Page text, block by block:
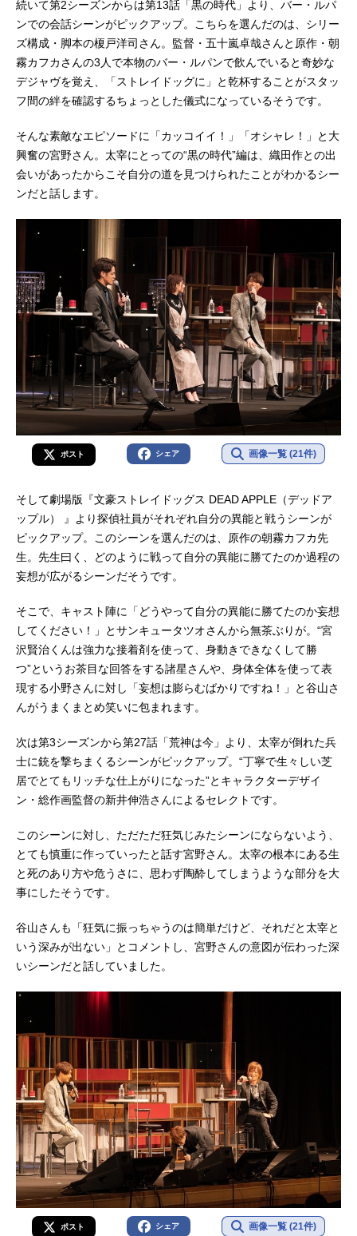
続いて第2シーズンからは第13話「黒の時代」より、バー・ルパ
ンでの会話シーンがピックアップ。こちらを選んだのは、シリー
ズ構成・脚本の榎戸洋司さん。監督・五十嵐卓哉さんと原作・朝
霧カフカさんの3人で本物のバー・ルパンで飲んでいると奇妙な
デジャヴを覚え、「ストレイドッグに」と乾杯することがスタッ
フ間の絆を確認するちょっとした儀式になっているそうです。
そんな素敵なエピソードに「カッコイイ！」「オシャレ！」と大
興奮の宮野さん。太宰にとっての“黒の時代”編は、織田作との出
会いがあったからこそ自分の道を見つけられたことがわかるシー
ンだと話します。
ポスト シェア 画像一覧 (21件)
そして劇場版『文豪ストレイドッグス DEAD APPLE（デッドア
ップル） 』より探偵社員がそれぞれ自分の異能と戦うシーンが
ピックアップ。このシーンを選んだのは、原作の朝霧カフカ先
生。先生曰く、どのように戦って自分の異能に勝てたのか過程の
妄想が広がるシーンだそうです。
そこで、キャスト陣に「どうやって自分の異能に勝てたのか妄想
してください！」とサンキュータツオさんから無茶ぶりが。“宮
沢賢治くんは強力な接着剤を使って、身動きできなくして勝
つ”というお茶目な回答をする諸星さんや、身体全体を使って表
現する小野さんに対し「妄想は膨らむばかりですね！」と谷山さ
んがうまくまとめ笑いに包まれます。
次は第3シーズンから第27話「荒神は今」より、太宰が倒れた兵
士に銃を撃ちまくるシーンがピックアップ。“丁寧で生々しい芝
居でとてもリッチな仕上がりになった”とキャラクターデザイ
ン・総作画監督の新井伸浩さんによるセレクトです。
このシーンに対し、ただただ狂気じみたシーンにならないよう、
とても慎重に作っていったと話す宮野さん。太宰の根本にある生
と死のあり方や危うさに、思わず陶酔してしまうような部分を大
事にしたそうです。
谷山さんも「狂気に振っちゃうのは簡単だけど、それだと太宰と
いう深みが出ない」とコメントし、宮野さんの意図が伝わった深
いシーンだと話していました。
ポスト シェア 画像一覧 (21件)